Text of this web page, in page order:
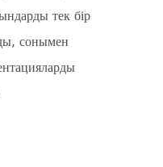
тек бір
сонымен